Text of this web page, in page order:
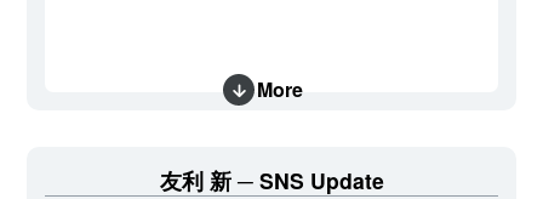
More
友利 新 SNS Update